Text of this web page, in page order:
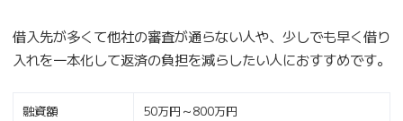
借入先が多くて他社の審査が通らない人や、少しでも早く借り
入れを一本化して返済の負担を減らしたい人におすすめです。
融資額 50万円～800万円